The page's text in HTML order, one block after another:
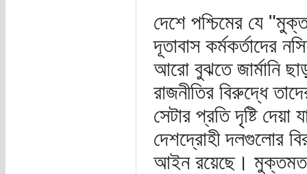
দেশে পশ্চিমের যে
দূতাবাস কর্মকর্তাদের
আরো বুঝতে জার্মানি
রাজনীতির বিরুদ্ধে
সেটার প্রতি দৃষ্টি
দেশদ্রোহী দলগুলোর
আইন রয়েছে। মুক্তমত